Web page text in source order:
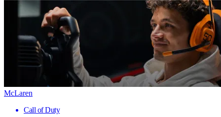
McLaren
Call of Duty